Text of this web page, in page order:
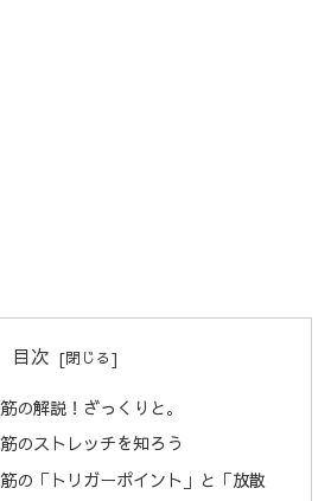
目次
の解説！ざっくりと。
のストレッチを知ろう
の「トリガーポイント」と「放散